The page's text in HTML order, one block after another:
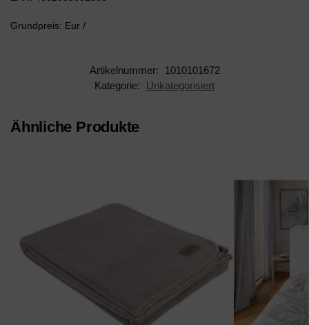
Grundpreis: Eur /
Artikelnummer:
1010101672
Kategorie:
Unkategorisiert
Ähnliche Produkte